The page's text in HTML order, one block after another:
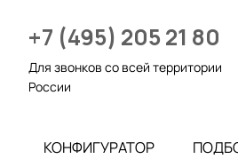
+7 (495) 205 21 80
Для звонков со всей территории
России
КОНФИГУРАТОР